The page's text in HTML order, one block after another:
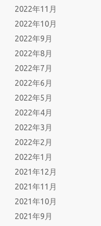
2022年11月
2022年10月
2022年9月
2022年8月
2022年7月
2022年6月
2022年5月
2022年4月
2022年3月
2022年2月
2022年1月
2021年12月
2021年11月
2021年10月
2021年9月